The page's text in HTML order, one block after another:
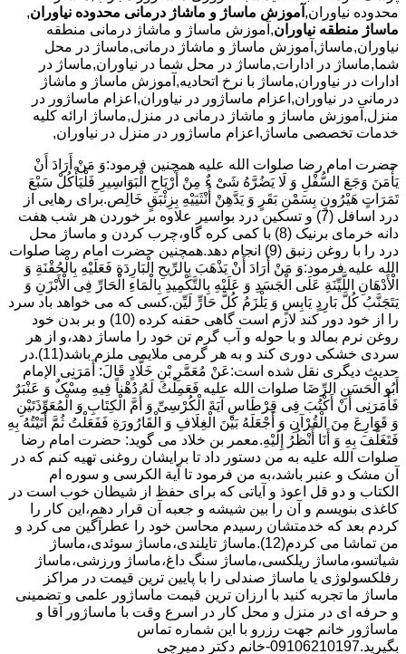
محدوده نیاوران, آموزش ماساژ و ماشاژ درمانی محدوده نیاوران,
ماساژ منطقه نیاوران,آموزش ماساژ و ماشاژ درمانی منطقه
نیاوران,ماساژ,آموزش ماساژ و ماشاژ درمانی,ماساژ در محل
شما,ماساژ در ادارات,ماساژ در محل شما در نیاوران,ماساژ در
ادارات در نیاوران,ماساژ با نرخ اتحادیه,آموزش ماساژ و ماشاژ
درمانی در نیاوران,اعزام ماساژور در نیاوران,اعزام ماساژور در
منزل,آموزش ماساژ و ماشاژ درمانی در منزل,ماساژ ارائه کلیه
خدمات تخصصی ماساژ,اعزام ماساژور در منزل در نیاوران,
حضرت امام رضا صلوات الله علیه همچنین فرمود:وَ مَنْ أَرَادَ أَنْ
یَأْمَنَ وَجَعَ السُّفْلِ وَ لَا یَضُرَّهُ شَیْ ءٌ مِنْ أَرْیَاحِ الْبَوَاسِیرِ فَلْیَأْکُلْ سَبْعَ
تَمَرَاتٍ هَیْرُونٍ بِسَمْنِ بَقَرٍ وَ یَدَّهِنْ أُنْثَیَیْهِ بِزِئْبَقٍ خَالِص.برای رهایی از
درد اسافل (7) و تسکین درد بواسیر علاوه بر خوردن هر شب هفت
دانه خرمای برنیک (8) با کمی کره گاو،چرب کردن و ماساژ محل
درد را با روغن زنبق (9) انجام دهد.همچنین حضرت امام رضا صلوات
الله علیه فرمود:وَ مَنْ أَرَادَ أَنْ یَذْهَبَ بِالرِّیحِ الْبَارِدَةِ فَعَلَیْهِ بِالْحُقْنَةِ وَ
الْأَدْهَانِ اللَّیِّنَةِ عَلَى الْجَسَدِ وَ عَلَیْهِ بِالتَّکْمِیدِ بِالْمَاءِ الْحَارِّ فِی الْأَبْزَنِ وَ
یَتَجَنَّبُ کُلَّ بَارِدٍ یَابِسٍ وَ یَلْزَمُ کُلَّ حَارٍّ لَیِّن.کسی که می خواهد باد سرد
را از خود دور کند لازم است گاهی حقنه کرده (10) و بر بدن خود
روغن نرم بمالد و با حوله و آب گرم تن خود را ماساژ دهد،و از هر
سردی خشکی دوری کند و به هر گرمی ملایمی ملزم باشد(11).در
حدیث دیگری نقل شده است:عَنْ مُعَمَّرِ بْنِ خَلَّادٍ قَالَ: أَمَرَنِی الإمام
أَبُو الْحَسَنِ الرِّضَا صلوات الله علیه فَعَمِلْتُ لَهُ دُهْناً فِیهِ مِسْکٌ وَ عَنْبَرٌ
فَأَمَرَنِی أَنْ أَکْتُبَ فِی قِرْطَاسٍ آیَةَ الْکُرْسِیِّ وَ أُمَّ الْکِتَابِ وَ الْمُعَوِّذَتَیْنِ
وَ قَوَارِعَ مِنَ الْقُرْآنِ وَ أَجْعَلَهُ بَیْنَ الْغِلَافِ وَ الْقَارُورَةِ فَفَعَلْتُ ثُمَّ أَتَیْتُهُ بِهِ
فَتَغَلَّفَ بِهِ وَ أَنَا أَنْظُرُ إِلَیْهِ.معمر بن خلاد می گوید: حضرت امام رضا
صلوات الله علیه به من دستور داد تا برایشان روغنى تهیه کنم که در
آن مشک و عنبر باشد،به من فرمود تا آیة الکرسى و سوره ام
الکتاب و دو قل اعوذ و آیاتى که براى حفظ از شیطان خوب است در
کاغذى بنویسم و آن را بین شیشه و جعبه آن قرار دهم،این کار را
کردم بعد که خدمتشان رسیدم محاسن خود را عطرآگین می کرد و
من تماشا می کردم(12).ماساژ تایلندی،ماساژ سوئدی،ماساژ
شیاتسو،ماساژ ریلکسی،ماساژ سنگ داغ،ماساژ ورزشی،ماساژ
رفلکسولوژی یا ماساژ صندلی را با پایین ترین قیمت در مراکز
ماساژ ما تجربه کنید با ارزان ترین قیمت ماساژور علمی و تضمینی
و حرفه ای در منزل و محل کار در اسرع وقت با ماساژور آقا و
ماساژور خانم جهت رزرو با این شماره تماس
بگیرید.09106210197-خانم دکتر دمیرچی